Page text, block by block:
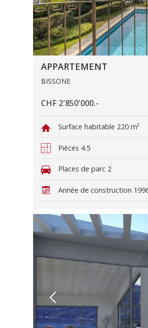
APPARTEMENT
BISSONE
CHF 2'850'000.-
Surface habitable 220 m²
Pièces 4.5
Places de parc 2
Année de construction